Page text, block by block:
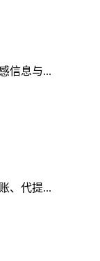
信息与...
、代提...